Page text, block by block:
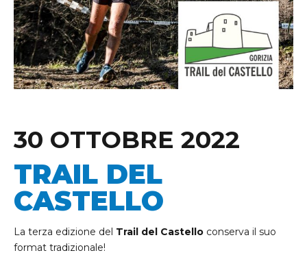
30 OTTOBRE 2022
TRAIL DEL
CASTELLO
La terza edizione del Trail del Castello conserva il suo
format tradizionale!